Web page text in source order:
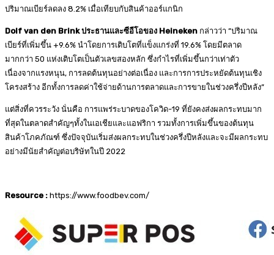
ปริมาณเบียร์ลดลง 8.2% เมื่อเทียบกับสินค้าออร์แกนิก
Dolf van den Brink ประธานและซีอีโอของ Heineken กล่าวว่า “ปริมาณ
เบียร์ที่เพิ่มขึ้น +9.6% นำโดยการเติบโตที่แข็งแกร่งที่ 19.6% โดยมีตลาด
มากกว่า 50 แห่งเติบโตเป็นตัวเลขสองหลัก ซึ่งกำไรที่เพิ่มขึ้นกว่าเท่าตัว
เนื่องจากแรงหนุน, การลดต้นทุนอย่างต่อเนื่อง และการการประหยัดต้นทุนเชิง
โครงสร้าง อีกทั้งการลดค่าใช้จ่ายด้านการตลาดและการขายในช่วงครึ่งปีหลัง”
แต่สิ่งที่ควรระวัง นั่นคือ การแพร่ระบาดของโควิด-19 ที่ยังคงส่งผลกระทบมาก
ที่สุดในตลาดสำคัญๆทั้งในเอเชียและแอฟริกา รวมทั้งการเพิ่มขึ้นของต้นทุน
สินค้าโภคภัณฑ์ ซึ่งปัจจุบันเริ่มส่งผลกระทบในช่วงครึ่งปีหลังและจะมีผลกระทบ
อย่างมีนัยสำคัญต่อบริษัทในปี 2022
Resource : https://www.foodbev.com/